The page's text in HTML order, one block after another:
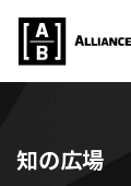
知の広場